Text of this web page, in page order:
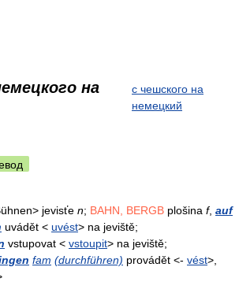
на
с чешского на
немецкий
jevisťe n; BAHN, BERGB plošina f, auf
uvádět < uvést> na jeviště;
vstupovat < vstoupit> na jeviště;
fam (durchführen) provádět <- vést>,